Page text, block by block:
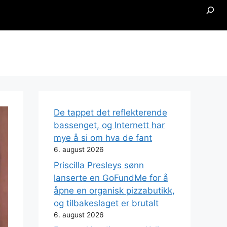
De tappet det reflekterende
bassenget, og Internett har
mye å si om hva de fant
6. august 2026
Priscilla Presleys sønn
lanserte en GoFundMe for å
åpne en organisk pizzabutikk,
og tilbakeslaget er brutalt
6. august 2026